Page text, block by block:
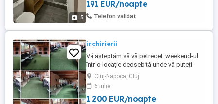
5
spalat vase, frigider, cuptor, plita electrica,
filtru cafea,espresor, cuptor microunde,
191 EUR/noapte
Telefon validat
inchirierii
Vă așteptăm să vă petreceți weekend-ul
într-o locație deosebită unde vă puteți
relaxa și odihni în natură departe de
zgomotul cotidian. Cabana se afla la
Râșca ( 50 km de Cluj-Napoca.) Pensiunea
se închiriază integral și dispune de: 6
Cluj-Napoca, Cluj
6 iulie
1 200 EUR/noapte